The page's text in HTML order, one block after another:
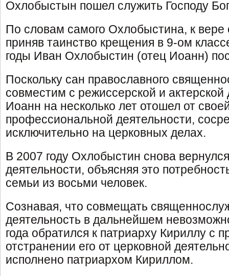
Охлобыстын пошел служить Господу
По словам самого Охлобыстина, к
приняв таинство крещения в 9-ом
годы Иван Охлобыстин (отец Иоанн)
Поскольку сан православного
совместим с режиссерской и актерской
Иоанн на несколько лет отошел от
профессиональной деятельности,
исключительно на церковных делах.
В 2007 году Охлобыстин снова
деятельности, объясняя это
семьи из восьми человек.
Сознавая, что совмещать
деятельность в дальнейшем
года обратился к патриарху Кириллу с
отстранении его от церковной
исполнено патриархом Кириллом.